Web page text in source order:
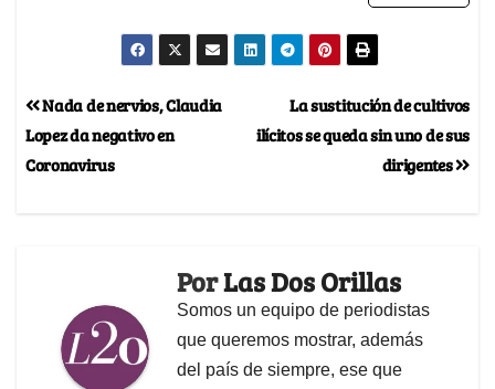
La sustitución de cultivos
ilícitos se queda sin uno de sus
dirigentes
Nada de nervios, Claudia
Lopez da negativo en
Coronavirus
PorLas Dos Orillas
Somos un equipo de periodistas
que queremos mostrar, además
del país de siempre, ese que